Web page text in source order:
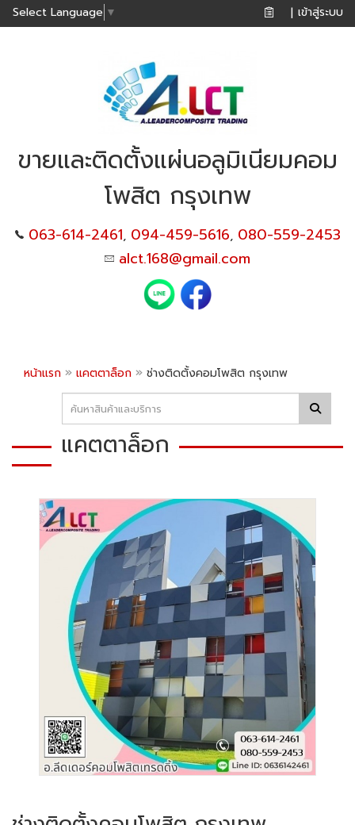
Select Language ▼ | เข้าสู่ระบบ
ขายและติดตั้งแผ่นอลูมิเนียมคอม
โพสิต กรุงเทพ
063-614-2461, 094-459-5616, 080-559-2453
alct.168@gmail.com
หน้าแรก » แคตตาล็อก » ช่างติดตั้งคอมโพสิต กรุงเทพ
แคตตาล็อก